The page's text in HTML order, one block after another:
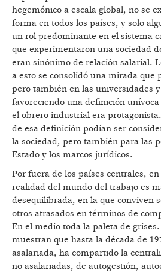
hegemónico a escala global, no se
forma en todos los países, y solo
un rol predominante en el sistema
que experimentaron una sociedad
eran sinónimo de relación salarial.
a esto se consolidó una mirada que
pero también en las universidades
favoreciendo una definición
el obrero industrial era
de esa definición podían ser
la sociedad, pero también para las
Estado y los marcos jurídicos.
Por fuera de los países centrales,
realidad del mundo del trabajo es
desequilibrada, en la que conviven
otros atrasados en términos de
En el medio toda la paleta de
muestran que hasta la década de
asalariada, ha compartido la
no asalariadas, de autogestión,